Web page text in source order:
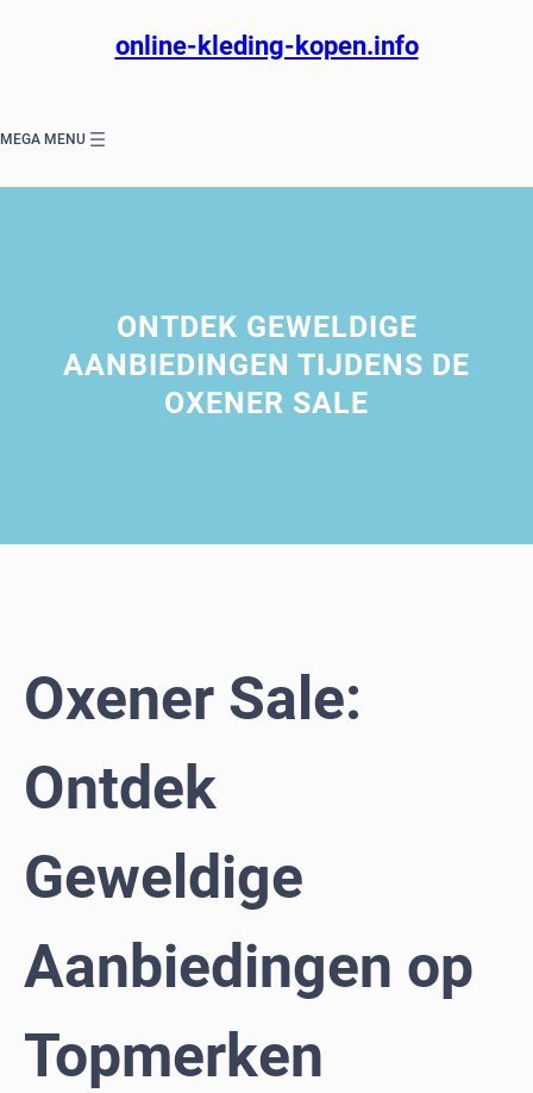
online-kleding-kopen.info
MEGA MENU
ONTDEK GEWELDIGE
AANBIEDINGEN TIJDENS DE
OXENER SALE
Oxener Sale:
Ontdek
Geweldige
Aanbiedingen op
Topmerken